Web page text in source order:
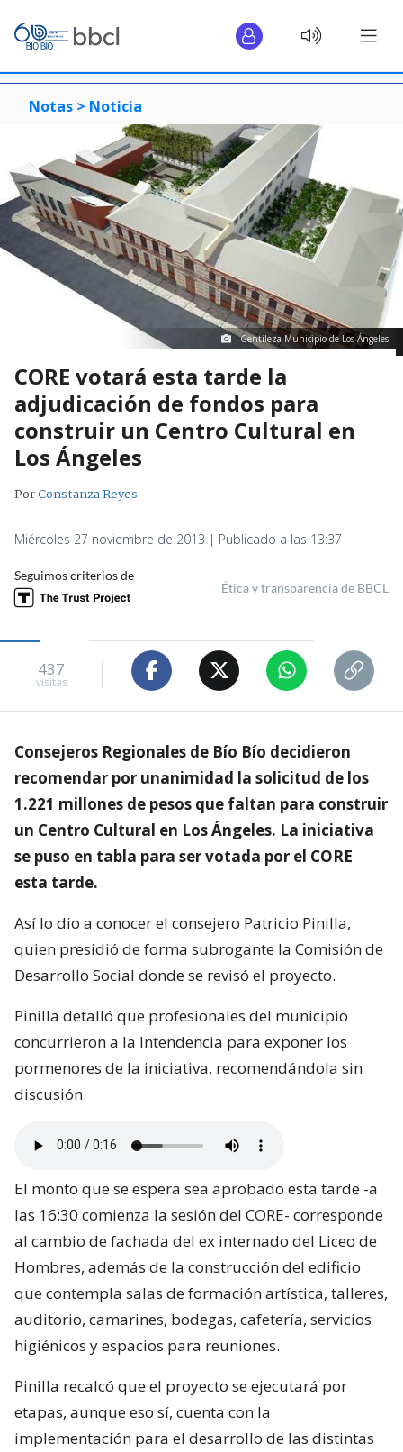
Notas > Noticia
Gentileza Municipio de Los Ángeles
CORE votará esta tarde la
adjudicación de fondos para
construir un Centro Cultural en
Los Ángeles
PorConstanza Reyes
Miércoles 27 noviembre de 2013 | Publicado a las 13:37
Seguimos criterios de
Ética y transparencia de BBCL
437
visitas
Consejeros Regionales de Bío Bío decidieron
recomendar por unanimidad la solicitud de los
1.221 millones de pesos que faltan para construir
un Centro Cultural en Los Ángeles. La iniciativa
se puso en tabla para ser votada por el CORE
esta tarde.
Así lo dio a conocer el consejero Patricio Pinilla,
quien presidió de forma subrogante la Comisión de
Desarrollo Social donde se revisó el proyecto.
Pinilla detalló que profesionales del municipio
concurrieron a la Intendencia para exponer los
pormenores de la iniciativa, recomendándola sin
discusión.
El monto que se espera sea aprobado esta tarde -a
las 16:30 comienza la sesión del CORE- corresponde
al cambio de fachada del ex internado del Liceo de
Hombres, además de la construcción del edificio
que contempla salas de formación artística, talleres,
auditorio, camarines, bodegas, cafetería, servicios
higiénicos y espacios para reuniones.
Pinilla recalcó que el proyecto se ejecutará por
etapas, aunque eso sí, cuenta con la
implementación para el desarrollo de las distintas